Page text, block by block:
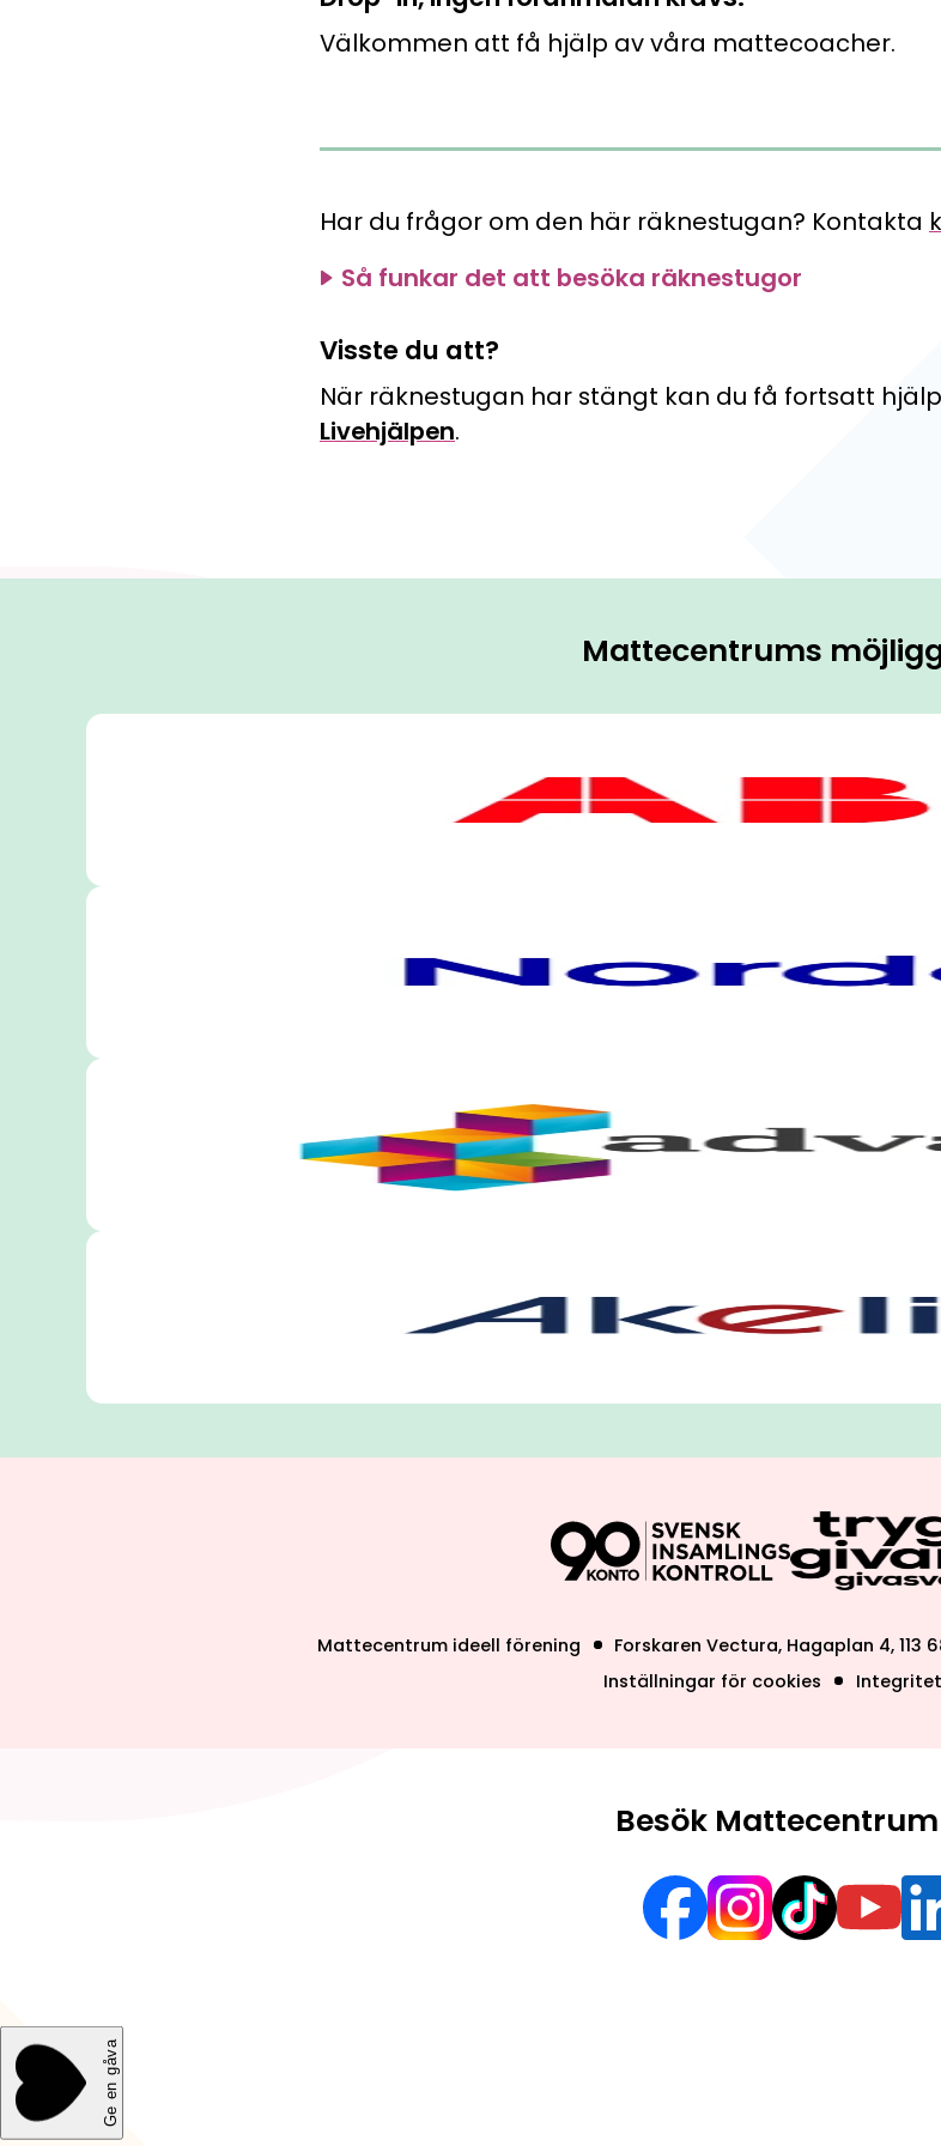
Pluggakuten, Formelsamlingen, Ekonomikoll och Mathplanet
Jobba med oss och gör skillnad för unga.
Välkommen att få hjälp av våra mattecoacher.
Har du frågor om den här räknestugan? Kontakta
Så funkar det att besöka räknestugor
Visste du att?
När räknestugan har stängt kan du få fortsatt
Livehjälpen.
Mattecentrums
Mattecentrum ideell förening Forskaren Vectura, Hagaplan 4, 113
Inställningar för cookies
Besök